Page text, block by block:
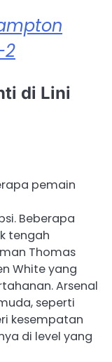
2
di Lini
pemain
Beberapa
tengah
Thomas
White yang
Arsenal
seperti
kesempatan
di level yang